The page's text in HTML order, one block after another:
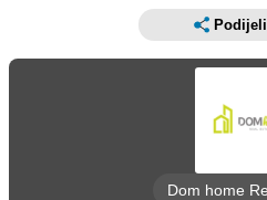
Dom home